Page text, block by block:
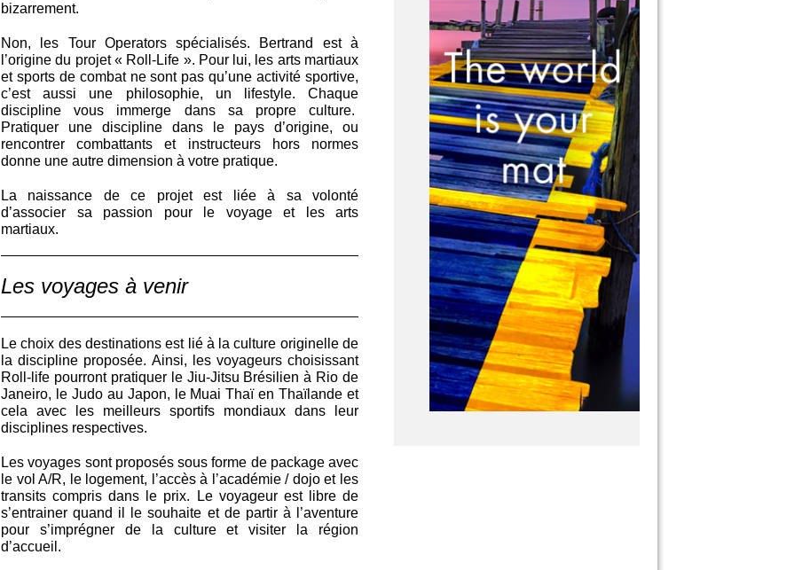
bizarrement.
Non, les Tour Operators spécialisés. Bertrand est à
l’origine du projet « Roll-Life ». Pour lui, les arts martiaux
et sports de combat ne sont pas qu’une activité sportive,
c’est aussi une philosophie, un lifestyle. Chaque
discipline vous immerge dans sa propre culture.
Pratiquer une discipline dans le pays d’origine, ou
rencontrer combattants et instructeurs hors normes
donne une autre dimension à votre pratique.
La naissance de ce projet est liée à sa volonté
d’associer sa passion pour le voyage et les arts
martiaux.
Les voyages à venir
Le choix des destinations est lié à la culture originelle de
la discipline proposée. Ainsi, les voyageurs choisissant
Roll-life pourront pratiquer le Jiu-Jitsu Brésilien à Rio de
Janeiro, le Judo au Japon, le Muai Thaï en Thaïlande et
cela avec les meilleurs sportifs mondiaux dans leur
disciplines respectives.
Les voyages sont proposés sous forme de package avec
le vol A/R, le logement, l’accès à l’académie / dojo et les
transits compris dans le prix. Le voyageur est libre de
s’entrainer quand il le souhaite et de partir à l’aventure
pour s’imprégner de la culture et visiter la région
d’accueil.